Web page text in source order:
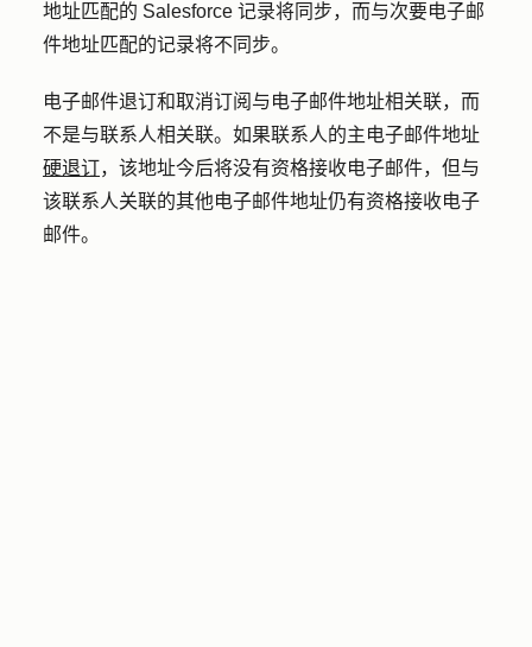
地址匹配的 Salesforce 记录将同步，而与次要电子邮
件地址匹配的记录将不同步。
电子邮件退订和取消订阅与电子邮件地址相关联，而
不是与联系人相关联。如果联系人的主电子邮件地址
硬退订，该地址今后将没有资格接收电子邮件，但与
该联系人关联的其他电子邮件地址仍有资格接收电子
邮件。